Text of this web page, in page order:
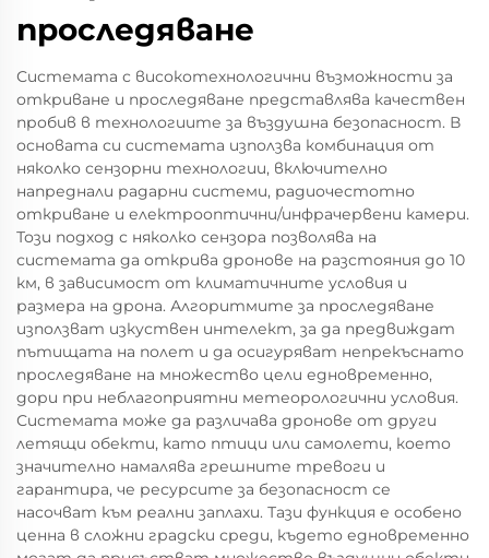
проследяване
Системата с високотехнологични възможности за
откриване и проследяване представлява качествен
пробив в технологиите за въздушна безопасност. В
основата си системата използва комбинация от
няколко сензорни технологии, включително
напреднали радарни системи, радиочестотно
откриване и електрооптични/инфрачервени камери.
Този подход с няколко сензора позволява на
системата да открива дронове на разстояния до 10
км, в зависимост от климатичните условия и
размера на дрона. Алгоритмите за проследяване
използват изкуствен интелект, за да предвиждат
пътищата на полет и да осигуряват непрекъснато
проследяване на множество цели едновременно,
дори при неблагоприятни метеорологични условия.
Системата може да различава дронове от други
летящи обекти, като птици или самолети, което
значително намалява грешните тревоги и
гарантира, че ресурсите за безопасност се
насочват към реални заплахи. Тази функция е особено
ценна в сложни градски среди, където едновременно